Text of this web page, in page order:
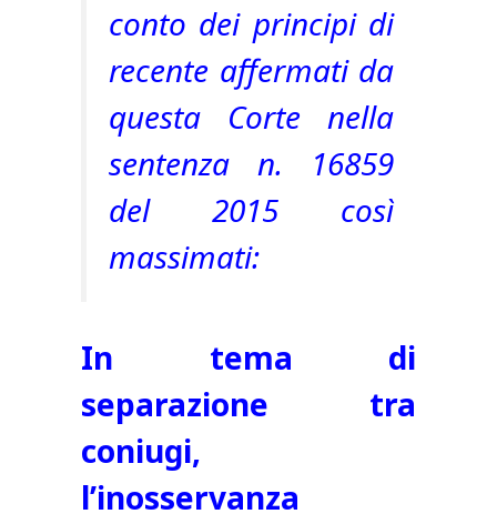
conto dei principi di
recente affermati da
questa Corte nella
sentenza n. 16859
del 2015 così
massimati:
In tema di
separazione tra
coniugi,
l’inosservanza